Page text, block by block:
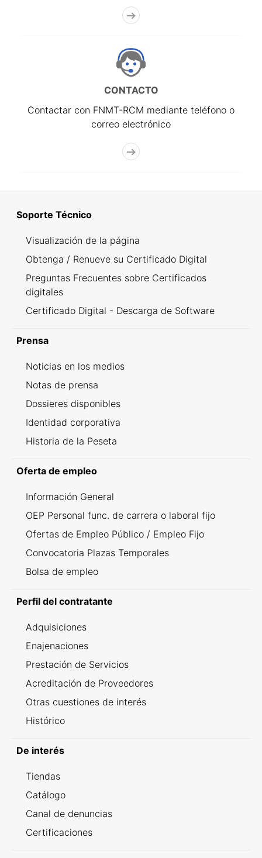
CONTACTO
Contactar con FNMT-RCM mediante teléfono o
correo electrónico
Soporte Técnico
Visualización de la página
Obtenga / Renueve su Certificado Digital
Preguntas Frecuentes sobre Certificados
digitales
Certificado Digital - Descarga de Software
Prensa
Noticias en los medios
Notas de prensa
Dossieres disponibles
Identidad corporativa
Historia de la Peseta
Oferta de empleo
Información General
OEP Personal func. de carrera o laboral fijo
Ofertas de Empleo Público / Empleo Fijo
Convocatoria Plazas Temporales
Bolsa de empleo
Perfil del contratante
Adquisiciones
Enajenaciones
Prestación de Servicios
Acreditación de Proveedores
Otras cuestiones de interés
Histórico
De interés
Tiendas
Catálogo
Canal de denuncias
Certificaciones